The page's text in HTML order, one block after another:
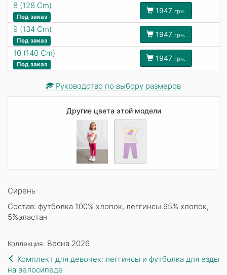
8 (128 Cm)
Под заказ
1947 грн.
9 (134 Cm)
Под заказ
1947 грн.
10 (140 Cm)
Под заказ
1947 грн.
Руководство по выбору размеров
Другие цвета этой модели
Сирень
Состав: футболка 100% хлопок, леггинсы 95% хлопок,
5%эластан
Коллекция: Весна 2026
Комплект для девочек: леггинсы и футболка для езды
на велосипеде